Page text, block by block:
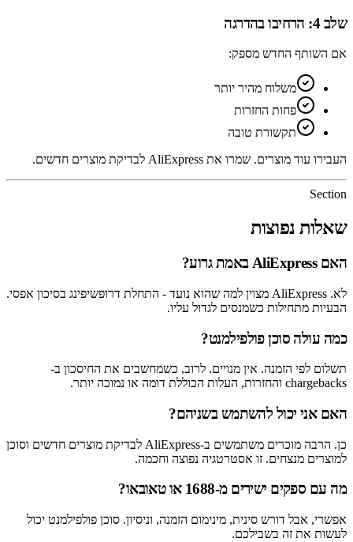
שלב 4: הרחיבו בהדרגה
אם השותף החדש מספק:
משלוח מהיר יותר
פחות החזרות
תקשורת טובה
העבירו עוד מוצרים. שמרו את AliExpress לבדיקת מוצרים חדשים.
Section
שאלות נפוצות
האם AliExpress באמת גרוע?
לא. AliExpress מצוין למה שהוא נועד - התחלת דרופשיפינג בסיכון אפסי.
הבעיות מתחילות כשמנסים לגדול עליו.
כמה עולה סוכן פולפילמנט?
תשלום לפי הזמנה. אין מנויים. לרוב, כשמחשבים את החיסכון ב-
chargebacks והחזרות, העלות הכוללת דומה או נמוכה יותר.
האם אני יכול להשתמש בשניהם?
כן. הרבה מוכרים משתמשים ב-AliExpress לבדיקת מוצרים חדשים וסוכן
למוצרים מנצחים. זו אסטרטגיה נפוצה וחכמה.
מה עם ספקים ישירים מ-1688 או טאובאו?
אפשרי, אבל דורש סינית, מינימום הזמנה, וניסיון. סוכן פולפילמנט יכול
לעשות את זה בשבילכם.